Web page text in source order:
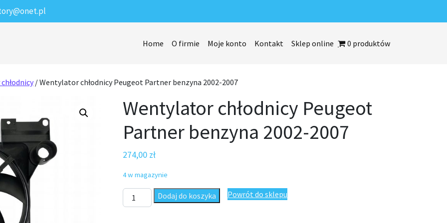
Home O firmie Moje konto Kontakt Sklep online 0 produktów
/ Wentylator chłodnicy Peugeot Partner benzyna 2002-2007
Wentylator chłodnicy Peugeot
Partner benzyna 2002-2007
274,00 zł
4 w magazynie
ilość Wentylator chłodnicy Peugeot Partner benzyna 2002-2007
Dodaj do koszyka Powrót do sklepu